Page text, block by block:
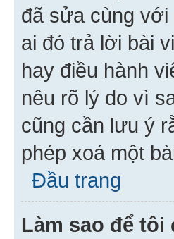
đã sửa cùng
ai đó trả lời bài
hay điều hành
nêu rõ lý do vì
cũng cần lưu ý
phép xoá một
Đầu trang
Làm sao để